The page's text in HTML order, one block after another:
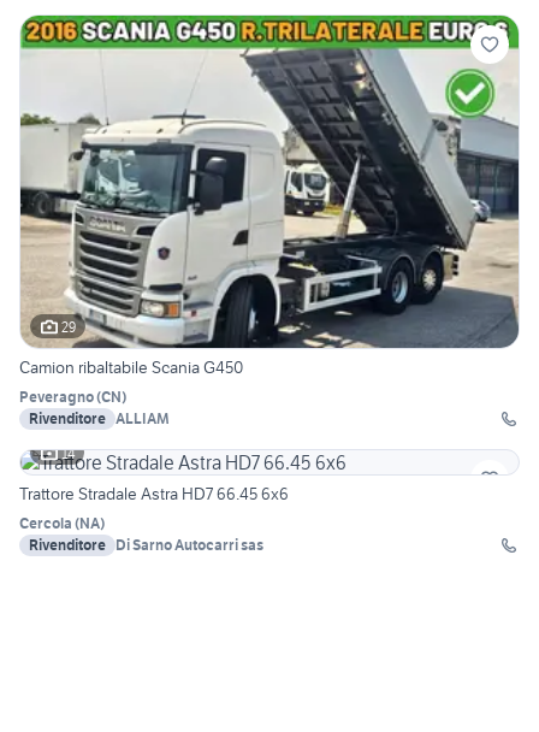
29
Camion ribaltabile Scania G450
Peveragno(CN)
Rivenditore ALLIAM
14
Trattore Stradale Astra HD7 66.45 6x6
Cercola (NA)
Rivenditore Di Sarno Autocarri sas